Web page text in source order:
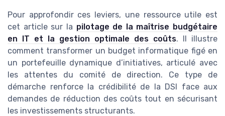
Pour approfondir ces leviers, une ressource utile est
cet article sur la pilotage de la maîtrise budgétaire
en IT et la gestion optimale des coûts. Il illustre
comment transformer un budget informatique figé en
un portefeuille dynamique d’initiatives, articulé avec
les attentes du comité de direction. Ce type de
démarche renforce la crédibilité de la DSI face aux
demandes de réduction des coûts tout en sécurisant
les investissements structurants.